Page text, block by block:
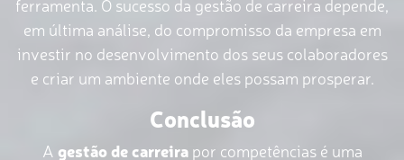
em última análise, do compromisso da empresa em
investir no desenvolvimento dos seus colaboradores
e criar um ambiente onde eles possam prosperar.
Conclusão
A gestão de carreirapor competências é uma